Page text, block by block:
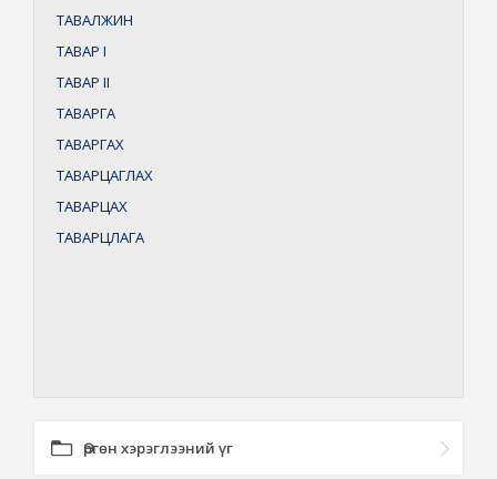
ТАВАЛЖИН
ТАВАР I
ТАВАР II
ТАВАРГА
ТАВАРГАХ
ТАВАРЦАГЛАХ
ТАВАРЦАХ
ТАВАРЦЛАГА
Өргөн хэрэглээний үг